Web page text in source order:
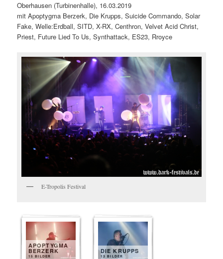
Oberhausen (Turbinenhalle), 16.03.2019
mit Apoptygma Berzerk, Die Krupps, Suicide Commando, Solar
Fake, Welle:Erdball, SITD, X-RX, Centhron, Velvet Acid Christ,
Priest, Future Lied To Us, Synthattack, ES23, Rroyce
E-Tropolis Festival
APOPTYGMA
BERZERK
15 BILDER
DIE KRUPPS
13 BILDER